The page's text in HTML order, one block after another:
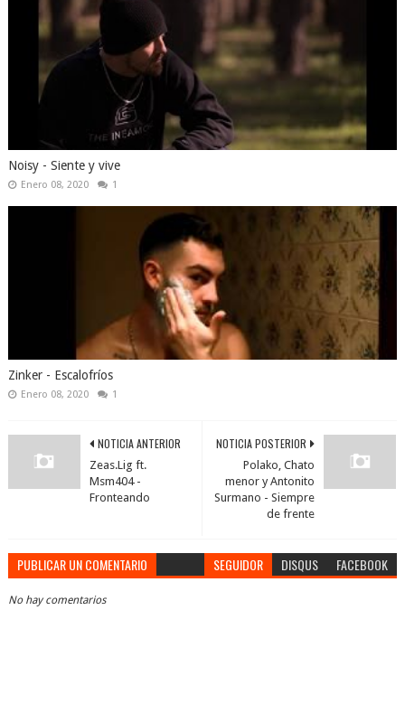
Noisy - Siente y vive
Enero 08, 2020 1
Zinker - Escalofríos
Enero 08, 2020 1
NOTICIA POSTERIOR
Polako, Chato
menor y Antonito
Surmano - Siempre
de frente
NOTICIA ANTERIOR
Zeas.Lig ft.
Msm404 -
Fronteando
PUBLICAR UN COMENTARIO SEGUIDOR DISQUS FACEBOOK
No hay comentarios